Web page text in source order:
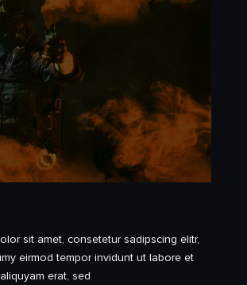
sit amet, consetetur sadipscing elitr,
eirmod tempor invidunt ut labore et
erat, sed